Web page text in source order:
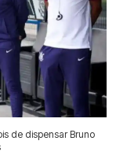
de dispensar Bruno